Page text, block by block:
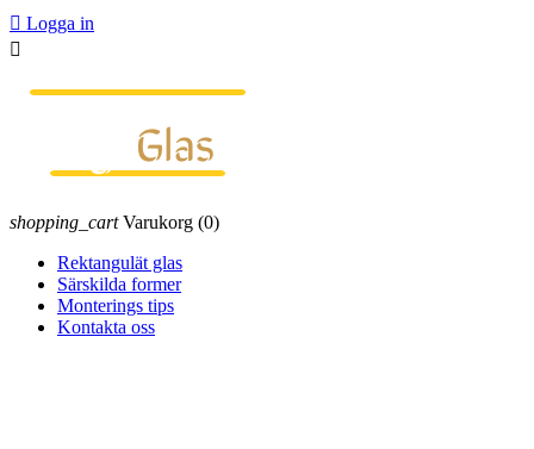
 Logga in

shopping_cart Varukorg (0)
Rektangulät glas
Särskilda former
Monterings tips
Kontakta oss